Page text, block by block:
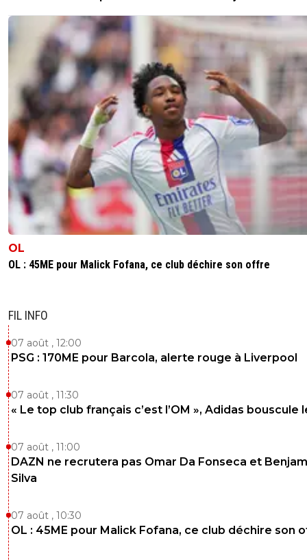
pyrow 05 décembre 2018 à 23:50 +0
Pas jeu dégueulasse, jeu efficace ! Le truc c'est
espérer qu'il arrive à développer le jeu à l'avenir
qu'on soit en capacité de l'imposer et de gagner
même temps. Ce que tu dis est en partie de
foi parce que c'est le foot actuel qui veut ça.
voit qu'on n'arrive pas à planter de but en ne
jouer l'adversaire y'a pas particulièrement de
continuer ainsi, ça ne marchait jamais très bien
des équipes moins douées. Si c'est comme ça
parce que nos joueurs n'ont pas été capables de
mieux autrement (mon avis bien sûr ^^) et c'est
maintenant à DD de travailler ça avec eux pour
évoluer.PS : Le match contre l'argentine ne t'a
vibrer ?
OL
OL : 45ME pour Malick Fofana, ce club déchire son offre
FIL INFO
07 août , 12:00
PSG : 170ME pour Barcola, alerte rouge à Liverpool
07 août , 11:30
« Le top club français c’est l’OM », Adidas bouscule
07 août , 11:00
DAZN ne recrutera pas Omar Da Fonseca et
Silva
07 août , 10:30
OL : 45ME pour Malick Fofana, ce club déchire son